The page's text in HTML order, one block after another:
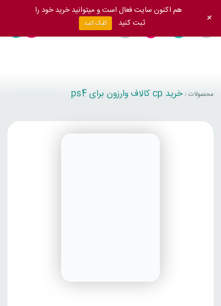
محصولات / خرید cp کالاف وارزون برای ps4
هم اکنون سایت فعال است و میتوانید خرید خود را
ثبت کنید
کلیک کنید +